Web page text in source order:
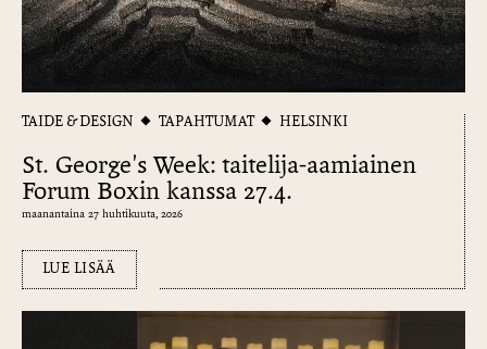
TAIDE & DESIGN TAPAHTUMAT HELSINKI
St. George's Week: taitelija-aamiainen
Forum Boxin kanssa 27.4.
maanantaina 27 huhtikuuta, 2026
LUE LISÄÄ